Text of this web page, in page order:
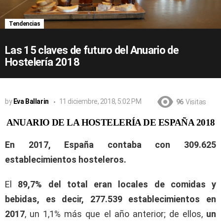
Tendencias
Las 15 claves de futuro del Anuario de
Hostelería 2018
by Eva Ballarin 11 diciembre, 2018, 5:02 PM 96 Visitas
ANUARIO DE LA HOSTELERÍA DE ESPAÑA 2018
En 2017, España contaba con 309.625
establecimientos hosteleros.
El 89,7% del total eran locales de comidas y
bebidas, es decir, 277.539 establecimientos en
2017, un 1,1% más que el año anterior; de ellos, un